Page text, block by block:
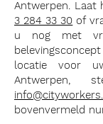
Antwerpen. Laat
3 284 33 30 of
u nog met
locatie voor
bovenvermeld